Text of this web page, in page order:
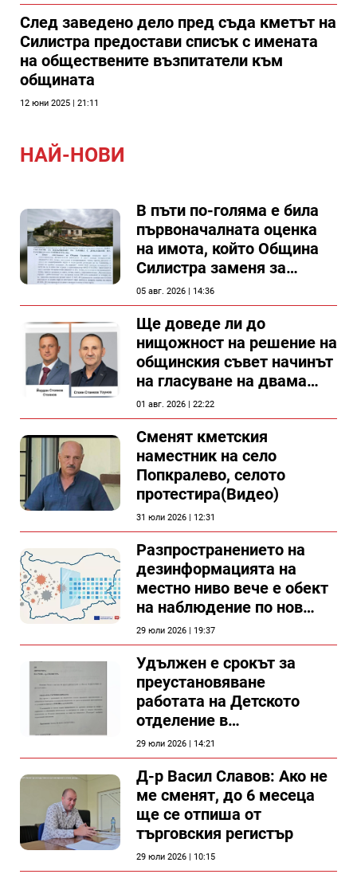
След заведено дело пред съда кметът на
Силистра предостави списък с имената
на обществените възпитатели към
общината
12 юни 2025 | 21:11
НАЙ-НОВИ
В пъти по-голяма е била
първоначалната оценка
на имота, който Община
Силистра заменя за
спирка, показват
документи
05 авг. 2026 | 14:36
Ще доведе ли до
нищожност на решение на
общинския съвет начинът
на гласуване на двама
съветници в Силистра?
01 авг. 2026 | 22:22
Сменят кметския
наместник на село
Попкралево, селото
протестира(Видео)
31 юли 2026 | 12:31
Разпространението на
дезинформацията на
местно ниво вече е обект
на наблюдение по нов
проект
29 юли 2026 | 19:37
Удължен е срокът за
преустановяване
работата на Детското
отделение в
силистренската болница
29 юли 2026 | 14:21
Д-р Васил Славов: Ако не
ме сменят, до 6 месеца
ще се отпиша от
търговския регистър
29 юли 2026 | 10:15